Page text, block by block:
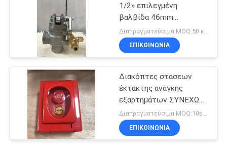
Καθαρός
πράκτορας
καταστολής
πυρκαγιάς
1/2» επιλεγμένη
βαλβίδα 46mm
πυροσβεστήρων
συστημάτων
καταστολής πυρκαγιάς
ΕΠΙΚΟΙΝΩΝΊΑ
Διακόπτες στάσεων
έκτακτης ανάγκης
εξαρτημάτων ΣΥΝΕΧΩΝ
16V πυροσβεστήρων για
τα δωμάτια
υπολογιστών
Διαπραγματεύσιμα MOQ:10sets
ΕΠΙΚΟΙΝΩΝΊΑ